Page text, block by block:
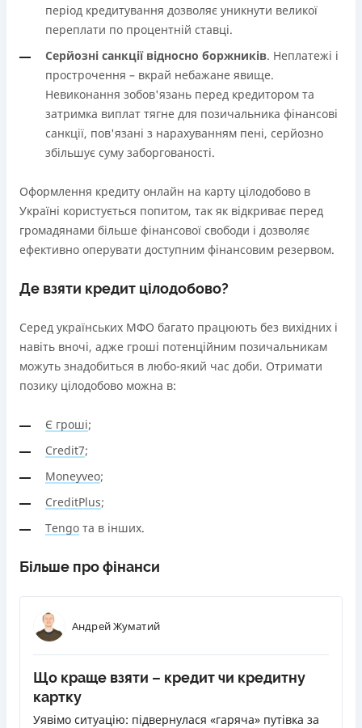
період кредитування дозволяє уникнути великої
переплати по процентній ставці.
Серйозні санкції відносно боржників. Неплатежі і
прострочення – вкрай небажане явище.
Невиконання зобов'язань перед кредитором та
затримка виплат тягне для позичальника фінансові
санкції, пов'язані з нарахуванням пені, серйозно
збільшує суму заборгованості.
Оформлення кредиту онлайн на карту цілодобово в
Україні користується попитом, так як відкриває перед
громадянами більше фінансової свободи і дозволяє
ефективно оперувати доступним фінансовим резервом.
Де взяти кредит цілодобово?
Серед українських МФО багато працюють без вихідних і
навіть вночі, адже гроші потенційним позичальникам
можуть знадобиться в любо-який час доби. Отримати
позику цілодобово можна в:
Є гроші;
Credit7;
Moneyveo;
CreditPlus;
Tengo та в інших.
Більше про фінанси
Андрей Жуматий
Що краще взяти – кредит чи кредитну
картку
Уявімо ситуацію: підвернулася «гаряча» путівка за